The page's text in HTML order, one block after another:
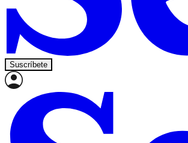
Suscríbete